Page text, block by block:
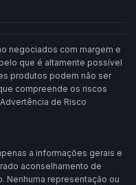
negociados com margem e
que é altamente possível
produtos podem não ser
compreende os riscos
de Risco
a informações gerais e
aconselhamento de
Nenhuma representação ou